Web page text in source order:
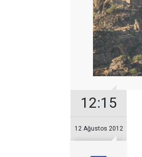
12:15
12 Ağustos 2012